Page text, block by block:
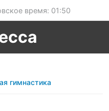
время: 01:50
гимнастика